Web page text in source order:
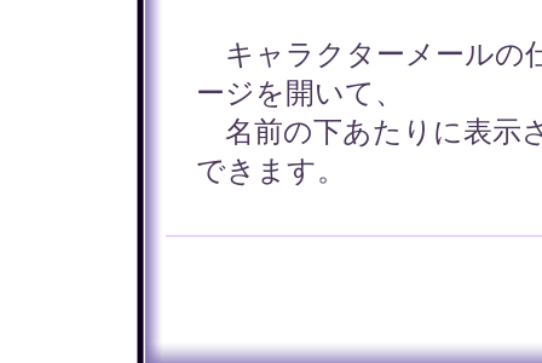
キャラクターメールの
ージを開いて、
名前の下あたりに表示
できます。